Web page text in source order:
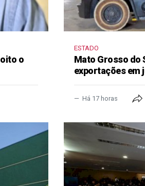
o
ESTADO
Mato Grosso do
exportações em
Há 17 horas